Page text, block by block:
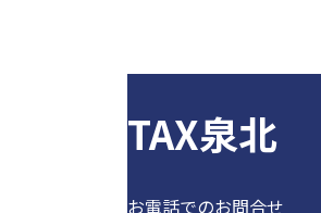
TAX泉北
お電話でのお問合せ